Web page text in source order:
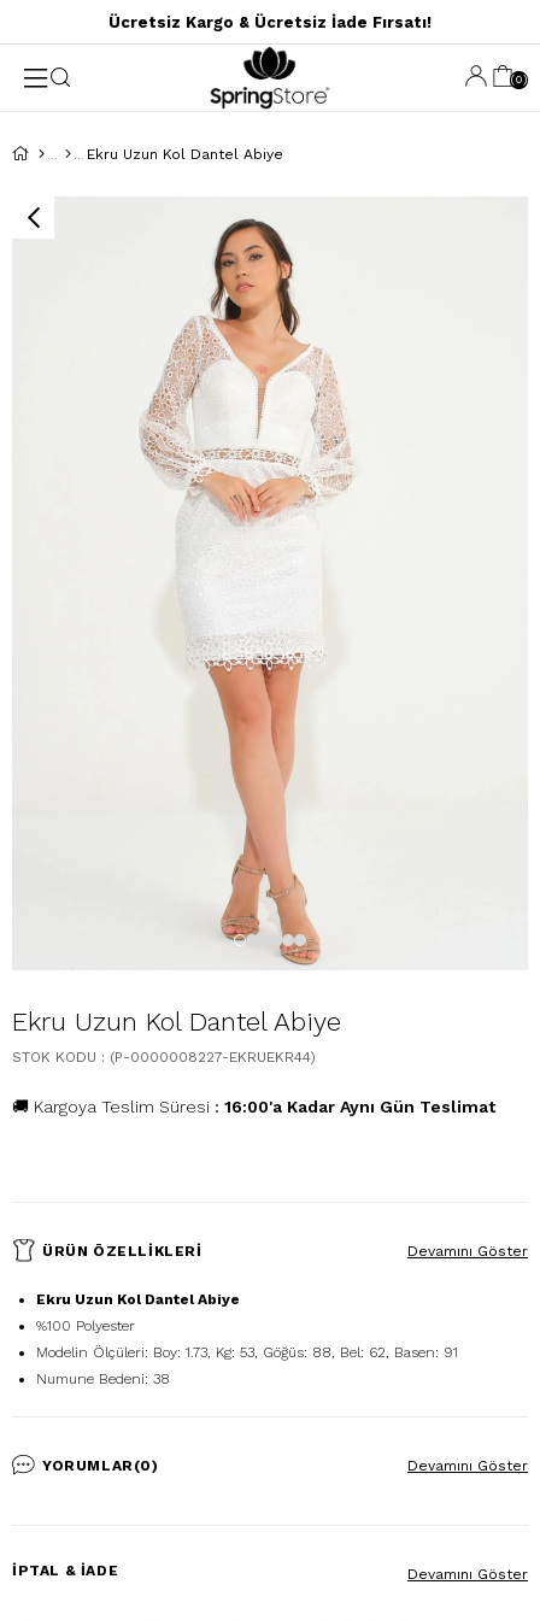
Ücretsiz Kargo & Ücretsiz İade Fırsatı!
0
Ekru Uzun Kol Dantel Abiye
Ekru Uzun Kol Dantel Abiye
STOK KODU (P-0000008227-EKRUEKR44)
🚚 Kargoya Teslim Süresi : 16:00'a Kadar Aynı Gün Teslimat
ÜRÜN ÖZELLIKLERI
Ekru Uzun Kol Dantel Abiye
%100 Polyester
Modelin Ölçüleri: Boy: 1.73, Kg: 53, Göğüs: 88, Bel: 62, Basen: 91
Numune Bedeni: 38
Devamını Göster
YORUMLAR (0) Devamını Göster
İPTAL & İADE Devamını Göster